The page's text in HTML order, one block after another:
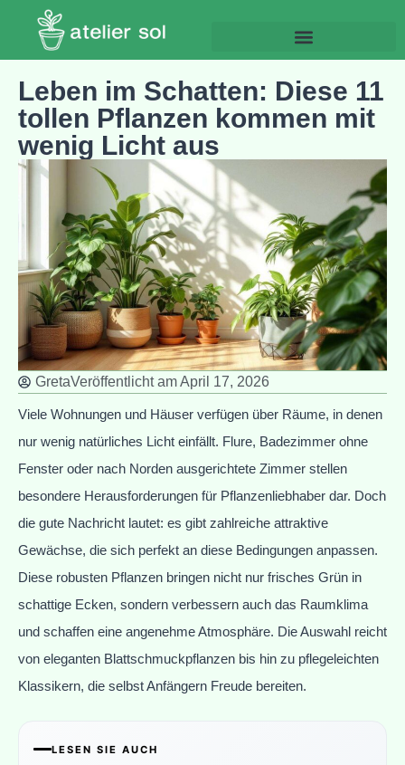
Leben im Schatten: Diese 11
tollen Pflanzen kommen mit
wenig Licht aus
GretaVeröffentlicht amApril 17, 2026
Viele Wohnungen und Häuser verfügen über Räume, in denen
nur wenig natürliches Licht einfällt. Flure, Badezimmer ohne
Fenster oder nach Norden ausgerichtete Zimmer stellen
besondere Herausforderungen für Pflanzenliebhaber dar. Doch
die gute Nachricht lautet: es gibt zahlreiche attraktive
Gewächse, die sich perfekt an diese Bedingungen anpassen.
Diese robusten Pflanzen bringen nicht nur frisches Grün in
schattige Ecken, sondern verbessern auch das Raumklima
und schaffen eine angenehme Atmosphäre. Die Auswahl reicht
von eleganten Blattschmuckpflanzen bis hin zu pflegeleichten
Klassikern, die selbst Anfängern Freude bereiten.
LESEN SIE AUCH